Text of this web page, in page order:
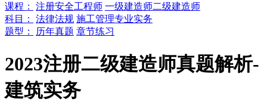
课程：
注册安全工程师 一级建造师二级建造师
科目：
法律法规 施工管理专业实务
题型：
历年真题 章节练习
2023注册二级建造师真题解析-
建筑实务